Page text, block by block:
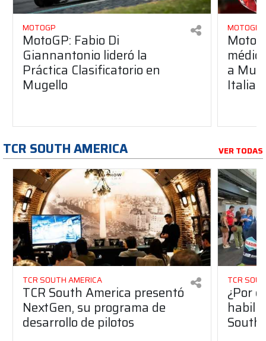
MOTOGP
MotoGP: Fabio Di
Giannantonio lideró la
Práctica Clasificatorio en
Mugello
MOTOGP
a
Italia
TCR SOUTH AMERICA VER TODAS
TCR SOUTH AMERICA
TCR South America presentó
NextGen, su programa de
desarrollo de pilotos
TCR
¿Por
South